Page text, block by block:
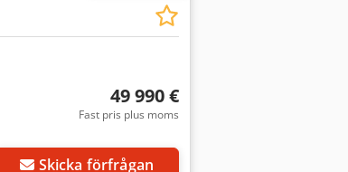
49 990 €
Fast pris plus moms
Skicka förfrågan